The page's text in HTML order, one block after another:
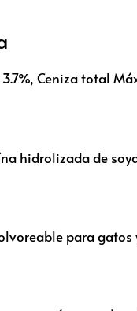
Ceniza total
hidrolizada de
para gatos